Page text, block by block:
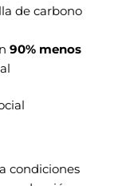
de carbono
90% menos
condiciones